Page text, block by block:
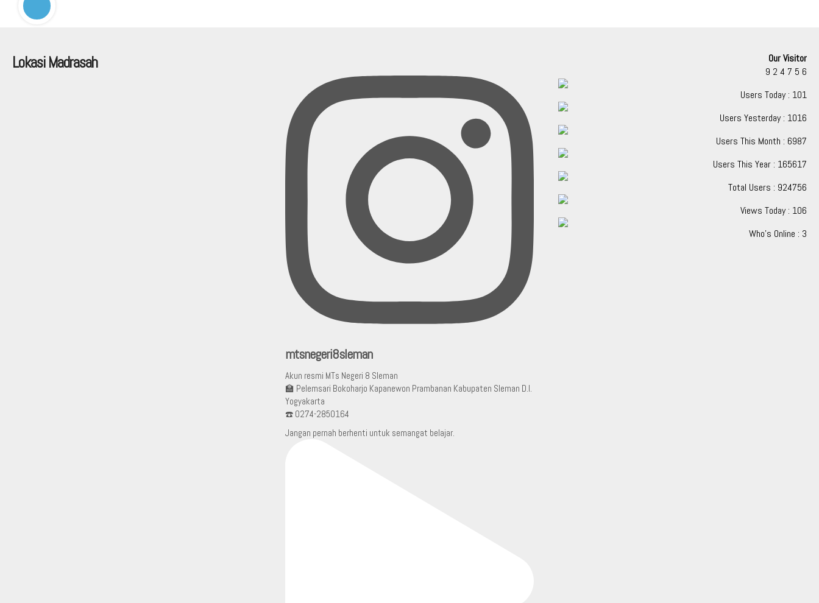
Lokasi Madrasah
mtsnegeri8sleman
Akun resmi MTs Negeri 8 Sleman
🏫 Pelemsari Bokoharjo Kapanewon Prambanan Kabupaten Sleman D.I.
Yogyakarta
☎️ 0274-2850164
Jangan pernah berhenti untuk semangat belajar.
Our Visitor
9 2 4 7 5 6
Users Today : 101
Users Yesterday : 1016
Users This Month : 6987
Users This Year : 165617
Total Users : 924756
Views Today : 106
Who's Online : 3